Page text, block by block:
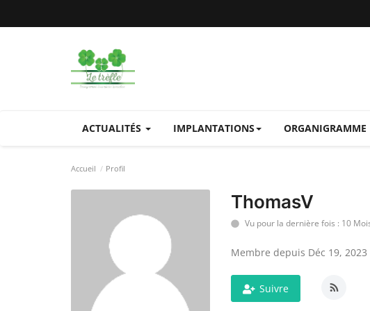
ACTUALITÉS IMPLANTATIONS ORGANIGRAMME
Accueil Profil
ThomasV
Vu pour la dernière fois : 10
Membre depuis Déc 19, 2023
Suivre